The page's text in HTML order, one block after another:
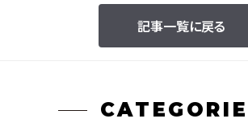
記事一覧に戻る